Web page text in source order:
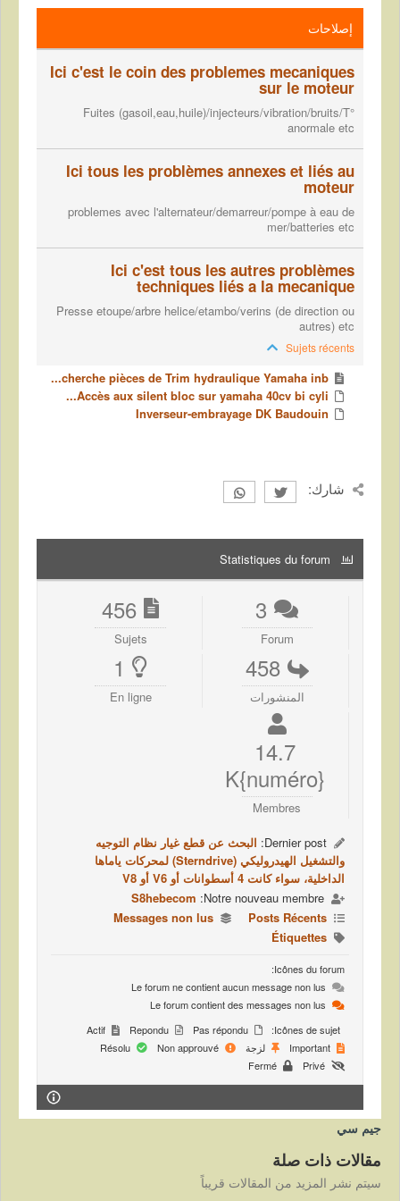
إصلاحات
Ici c'est le coin des problemes mecaniques
sur le moteur
Fuites (gasoil,eau,huile)/injecteurs/vibration/bruits/T°
anormale etc
Ici tous les problèmes annexes et liés au
moteur
problemes avec l'alternateur/demarreur/pompe à eau de
mer/batteries etc
Ici c'est tous les autres problèmes
techniques liés a la mecanique
Presse etoupe/arbre helice/etambo/verins (de direction ou
autres) etc
Sujets récents
cherche pièces de Trim hydraulique Yamaha inb...
Accès aux silent bloc sur yamaha 40cv bi cyli...
Inverseur-embrayage DK Baudouin
شارك:
Statistiques du forum
3
Forum
456
Sujets
458
المنشورات
1
En ligne
14.7
{numéro}K
Membres
البحث عن قطع غيار نظام التوجيه
والتشغيل الهيدروليكي (Sterndrive) لمحركات ياماها
الداخلية، سواء كانت 4 أسطوانات أو V6 أو V8
S8hebecom
Posts Récents
Messages non lus
Étiquettes
Icônes du forum:
Icônes de sujet:
لزجة
جيم سي
مقالات ذات صلة
سيتم نشر المزيد من المقالات قريباً